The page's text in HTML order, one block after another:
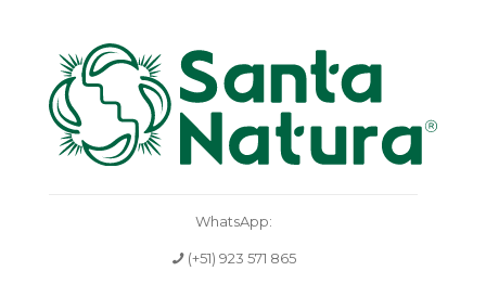
WhatsApp:
(+51) 923 571 865